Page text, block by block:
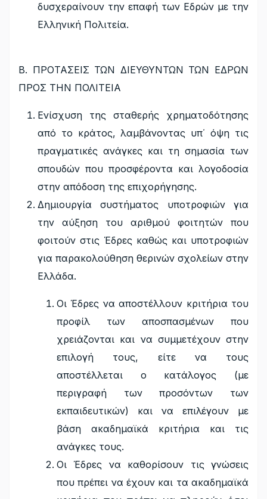
δυσχεραίνουν την επαφή των Εδρών με την
Ελληνική Πολιτεία.
Β. ΠΡΟΤΑΣΕΙΣ ΤΩΝ ΔΙΕΥΘΥΝΤΩΝ ΤΩΝ ΕΔΡΩΝ
ΠΡΟΣ ΤΗΝ ΠΟΛΙΤΕΙΑ
Ενίσχυση της σταθερής χρηματοδότησης
από το κράτος, λαμβάνοντας υπ΄ όψη τις
πραγματικές ανάγκες και τη σημασία των
σπουδών που προσφέροντα και λογοδοσία
στην απόδοση της επιχορήγησης.
Δημιουργία συστήματος υποτροφιών για
την αύξηση του αριθμού φοιτητών που
φοιτούν στις Έδρες καθώς και υποτροφιών
για παρακολούθηση θερινών σχολείων στην
Ελλάδα.
Οι Έδρες να αποστέλλουν κριτήρια του
προφίλ των αποσπασμένων που
χρειάζονται και να συμμετέχουν στην
επιλογή τους, είτε να τους
αποστέλλεται ο κατάλογος (με
περιγραφή των προσόντων των
εκπαιδευτικών) και να επιλέγουν με
βάση ακαδημαϊκά κριτήρια και τις
ανάγκες τους.
Οι Έδρες να καθορίσουν τις γνώσεις
που πρέπει να έχουν και τα ακαδημαϊκά